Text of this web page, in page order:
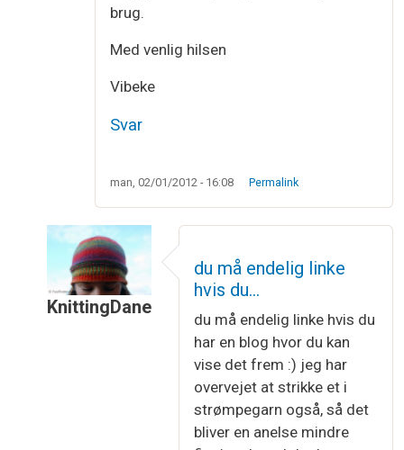
brug.
Med venlig hilsen
Vibeke
Svar
man, 02/01/2012 - 16:08 Permalink
KnittingDane
Næsten færdigafVibeke Larsen
du må endelig linke
hvis du…
du må endelig linke hvis du
har en blog hvor du kan
vise det frem :) jeg har
overvejet at strikke et i
strømpegarn også, så det
bliver en anelse mindre